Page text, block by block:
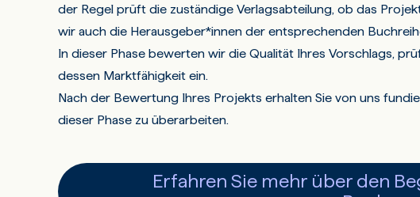
der Regel prüft die zuständige Verlagsabteilung, ob das
wir auch die Herausgeber*innen der entsprechenden
In dieser Phase bewerten wir die Qualität Ihres Vorschlags,
dessen Marktfähigkeit ein.
Nach der Bewertung Ihres Projekts erhalten Sie von uns
dieser Phase zu überarbeiten.
Erfahren Sie mehr über den